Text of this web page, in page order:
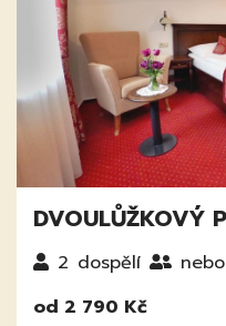
DVOULŮŽKOVÝ
2 dospělí
od 2 790 Kč